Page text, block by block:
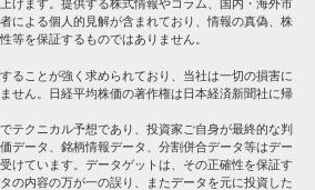
げます。提供する株式情報やコラム、国内・海外市
による個人的見解が含まれており、情報の真偽、株
等を保証するものではありません。
ることが強く求められており、当社は一切の損害に
せん。日経平均株価の著作権は日本経済新聞社に帰
テクニカル予想であり、投資家ご自身が最終的な判
データ、銘柄情報データ、分割併合データ等はデー
けています。データゲットは、その正確性を保証す
の内容の万が一の誤り、またデータを元に投資した